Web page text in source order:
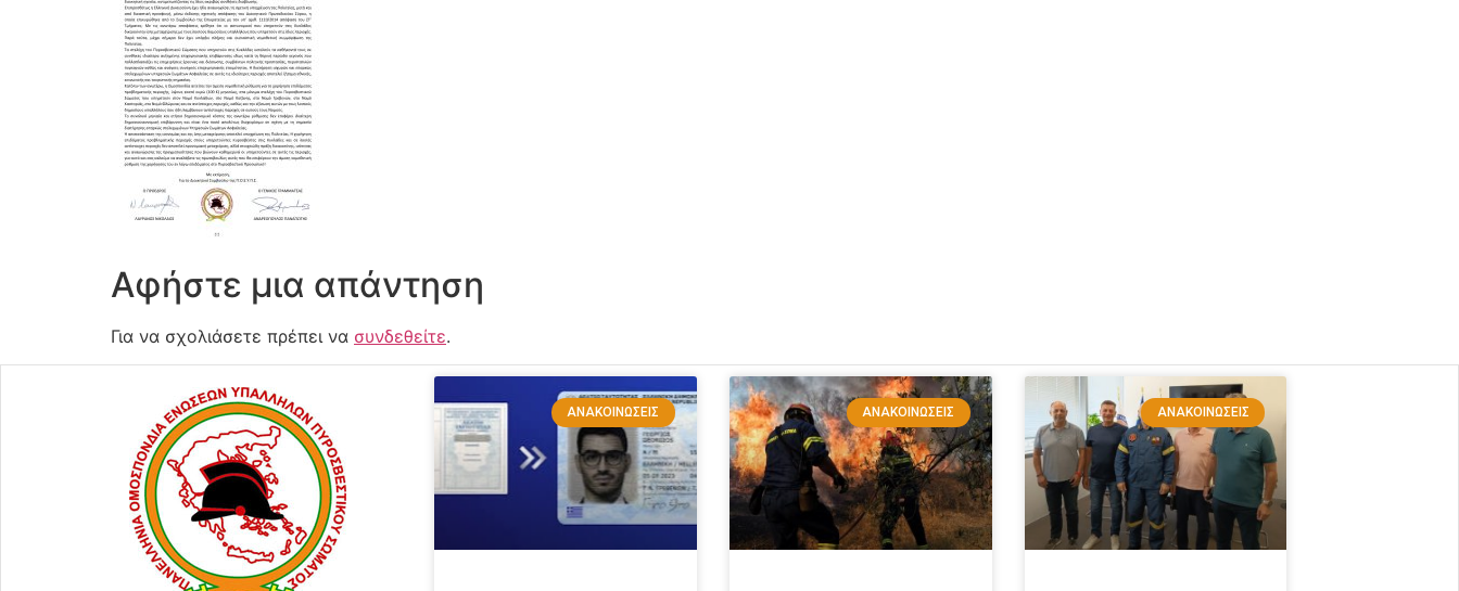
Αφήστε μια απάντηση
Για να σχολιάσετε πρέπει να συνδεθείτε.
ΑΝΑΚΟΙΝΏΣΕΙΣ ΑΝΑΚΟΙΝΏΣΕΙΣ ΑΝΑΚΟΙΝΏΣΕΙΣ